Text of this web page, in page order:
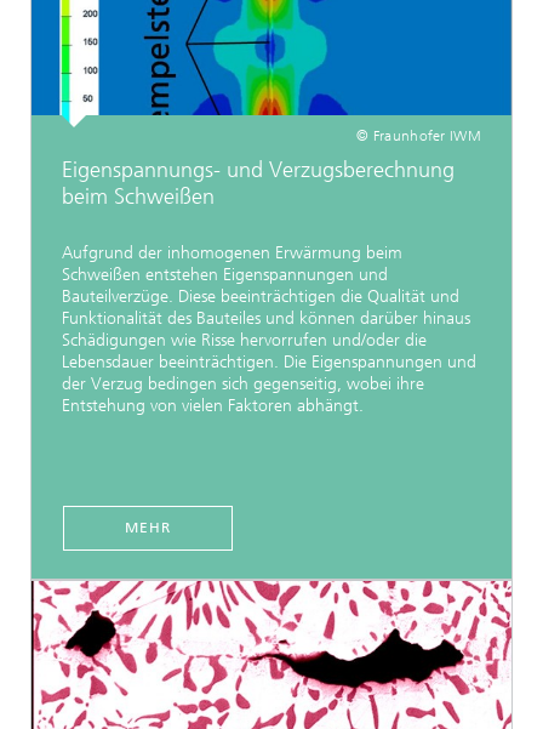
© Fraunhofer IWM
Eigenspannungs- und Verzugsberechnung
beim Schweißen
Aufgrund der inhomogenen Erwärmung beim
Schweißen entstehen Eigenspannungen und
Bauteilverzüge. Diese beeinträchtigen die Qualität und
Funktionalität des Bauteiles und können darüber hinaus
Schädigungen wie Risse hervorrufen und/oder die
Lebensdauer beeinträchtigen. Die Eigenspannungen und
der Verzug bedingen sich gegenseitig, wobei ihre
Entstehung von vielen Faktoren abhängt.
MEHR